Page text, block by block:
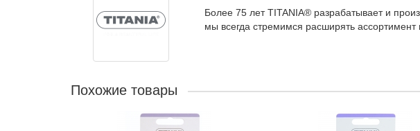
Более 75 лет TITANIA® разрабатывает и
мы всегда стремимся расширять
Похожие товары